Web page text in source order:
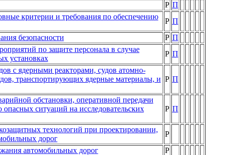
Р П
критерии и требования по обеспечению
Р П
безопасности Р П
по защите персонала в случае
установках
Р П
с ядерными реакторами, судов атомно-
транспортирующих ядерные материалы, и Р П
обстановки, оперативной передачи
ситуаций на исследовательских
Р П
технологий при проектировании,
дорог
Р
автомобильных дорог
Р